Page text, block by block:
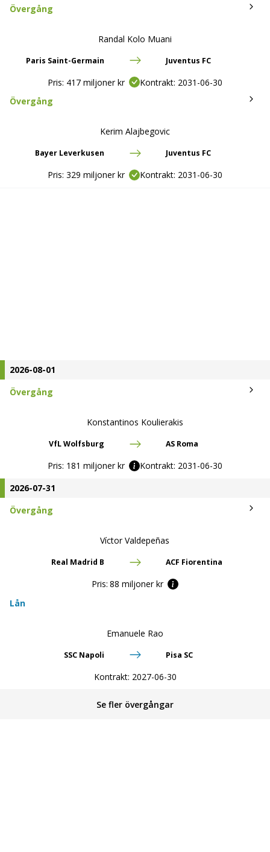
Övergång
Randal Kolo Muani
Paris Saint-Germain Juventus FC
Pris: 417 miljoner kr Kontrakt: 2031-06-30
Övergång
Kerim Alajbegovic
Bayer Leverkusen Juventus FC
Pris: 329 miljoner kr Kontrakt: 2031-06-30
2026-08-01
Övergång
Konstantinos Koulierakis
VfL Wolfsburg AS Roma
Pris: 181 miljoner kr Kontrakt: 2031-06-30
2026-07-31
Övergång
Víctor Valdepeñas
Real Madrid B ACF Fiorentina
Pris: 88 miljoner kr
Lån
Emanuele Rao
SSC Napoli Pisa SC
Kontrakt: 2027-06-30
Se fler övergångar